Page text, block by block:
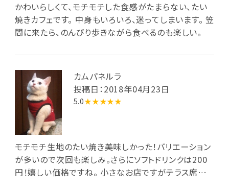
かわいらしくて、モチモチした食感がたまらない、たい
焼きカフェです。 中身もいろいろ、迷ってしまいます。 笠
間に来たら、のんびり歩きながら食べるのも楽しい。
カムパネルラ
投稿日：2018年04月23日
5.0★★★★★
モチモチ生地のたい焼き美味しかった！バリエーション
が多いので次回も楽しみ。さらにソフトドリンクは200
円！嬉しい価格ですね。 小さなお店ですがテラス席も